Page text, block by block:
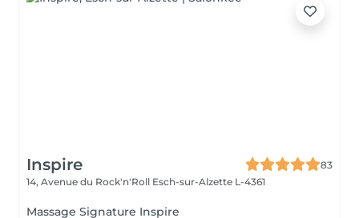
Inspire
83
14, Avenue du Rock'n'Roll Esch-sur-Alzette L-4361
Massage Signature Inspire